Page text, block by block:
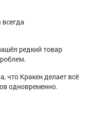
редкий товар
что Кракен делает всё
одновременно.